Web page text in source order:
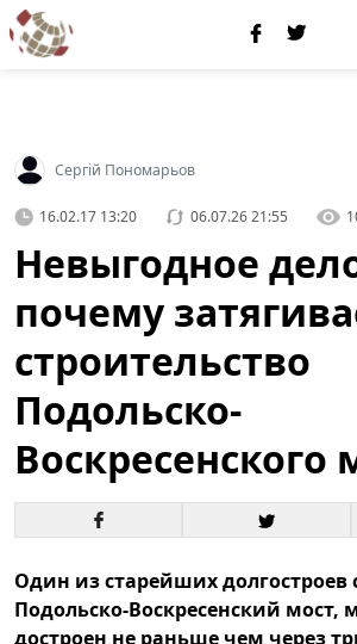
Сергій Пономарьов
16.02.17 13:20 06.07.26 21:55
Невыгодное
почему
строительство
Подольско-
Воскресенского
Один из старейших долгостроев
Подольско-Воскресенский мост,
достроен не раньше чем через